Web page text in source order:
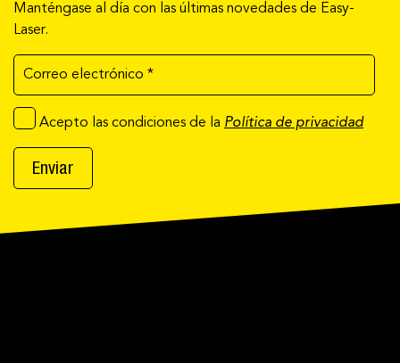
Manténgase al día con las últimas novedades de Easy-
Laser.
Acepto las condiciones de la Política de privacidad